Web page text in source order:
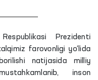
Prezidenti
farovonligi yo‘lida
natijasida milliy
inson